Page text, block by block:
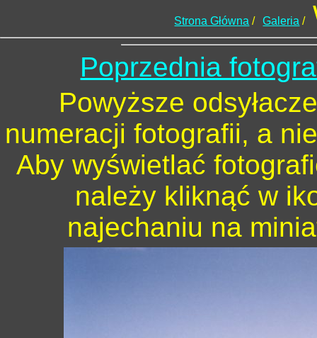
Strona Główna / Galeria /
Poprzednia
Powyższe
numeracji fotografii, a
Aby wyświetlać
należy kliknąć w
najechaniu na